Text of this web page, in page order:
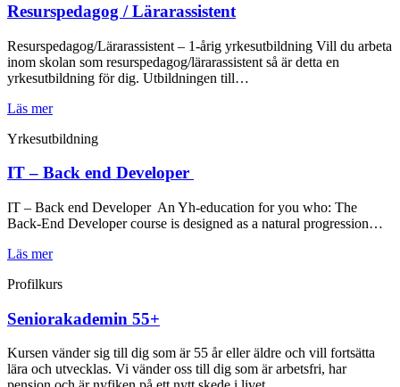
Resurspedagog / Lärarassistent
Resurspedagog/Lärarassistent – 1-årig yrkesutbildning Vill du arbeta
inom skolan som resurspedagog/lärarassistent så är detta en
yrkesutbildning för dig. Utbildningen till…
Läs mer
Yrkesutbildning
IT – Back end Developer
IT – Back end Developer An Yh-education for you who: The
Back-End Developer course is designed as a natural progression…
Läs mer
Profilkurs
Seniorakademin 55+
Kursen vänder sig till dig som är 55 år eller äldre och vill fortsätta
lära och utvecklas. Vi vänder oss till dig som är arbetsfri, har